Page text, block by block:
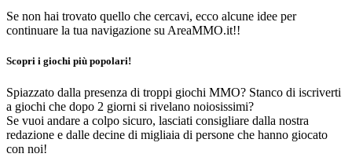
Se non hai trovato quello che cercavi, ecco alcune idee per
continuare la tua navigazione su AreaMMO.it!!
Scopri i giochi più popolari!
Spiazzato dalla presenza di troppi giochi MMO? Stanco di iscriverti
a giochi che dopo 2 giorni si rivelano noiosissimi?
Se vuoi andare a colpo sicuro, lasciati consigliare dalla nostra
redazione e dalle decine di migliaia di persone che hanno giocato
con noi!